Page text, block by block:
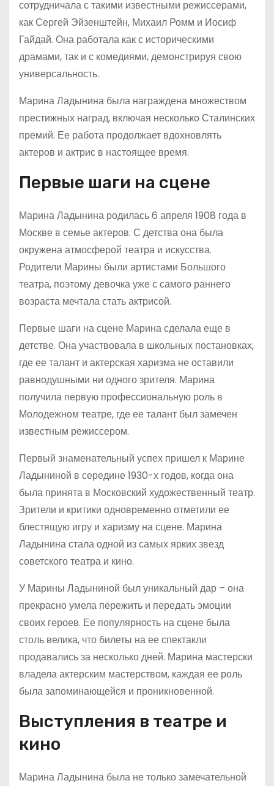
сотрудничала с такими известными режиссерами,
как Сергей Эйзенштейн, Михаил Ромм и Иосиф
Гайдай. Она работала как с историческими
драмами, так и с комедиями, демонстрируя свою
универсальность.
Марина Ладынина была награждена множеством
престижных наград, включая несколько Сталинских
премий. Ее работа продолжает вдохновлять
актеров и актрис в настоящее время.
Первые шаги на сцене
Марина Ладынина родилась 6 апреля 1908 года в
Москве в семье актеров. С детства она была
окружена атмосферой театра и искусства.
Родители Марины были артистами Большого
театра, поэтому девочка уже с самого раннего
возраста мечтала стать актрисой.
Первые шаги на сцене Марина сделала еще в
детстве. Она участвовала в школьных постановках,
где ее талант и актерская харизма не оставили
равнодушными ни одного зрителя. Марина
получила первую профессиональную роль в
Молодежном театре, где ее талант был замечен
известным режиссером.
Первый знаменательный успех пришел к Марине
Ладыниной в середине 1930-х годов, когда она
была принята в Московский художественный театр.
Зрители и критики одновременно отметили ее
блестящую игру и харизму на сцене. Марина
Ладынина стала одной из самых ярких звезд
советского театра и кино.
У Марины Ладыниной был уникальный дар – она
прекрасно умела пережить и передать эмоции
своих героев. Ее популярность на сцене была
столь велика, что билеты на ее спектакли
продавались за несколько дней. Марина мастерски
владела актерским мастерством, каждая ее роль
была запоминающейся и проникновенной.
Выступления в театре и
кино
Марина Ладынина была не только замечательной